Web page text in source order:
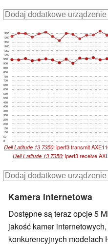
0
50
100
150
200
250
300
350
400
450
500
550
600
650
700
750
800
850
900
950
1000
1050
1100
1150
1200
1250
Dell Latitude 13 7350; iperf3 transmit
Dell Latitude 13 7350; iperf3 receive
Kamera internetowa
Dostępne są teraz opcje 5
jakość kamer
konkurencyjnych modelach